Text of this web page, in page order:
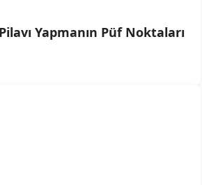
Yapmanın Püf Noktaları